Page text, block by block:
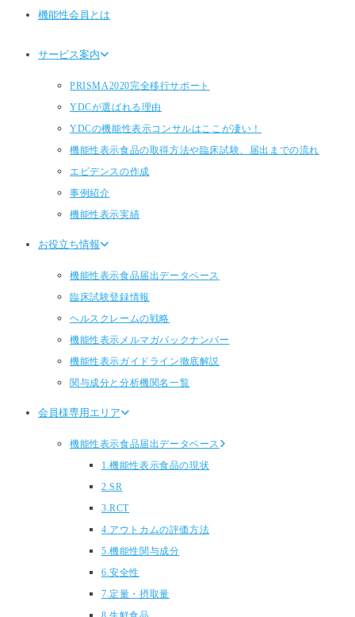
機能性会員とは
サービス案内
PRISMA2020完全移行サポート
YDCが選ばれる理由
YDCの機能性表示コンサルはここが凄い！
機能性表示食品の取得方法や臨床試験、届出までの流れ
エビデンスの作成
事例紹介
機能性表示実績
お役立ち情報
機能性表示食品届出データベース
臨床試験登録情報
ヘルスクレームの戦略
機能性表示メルマガバックナンバー
機能性表示ガイドライン徹底解説
関与成分と分析機関名一覧
会員様専用エリア
機能性表示食品届出データベース
1.機能性表示食品の現状
2.SR
3.RCT
4.アウトカムの評価方法
5.機能性関与成分
6.安全性
7.定量・摂取量